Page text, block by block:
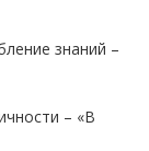
знаний –
– «В